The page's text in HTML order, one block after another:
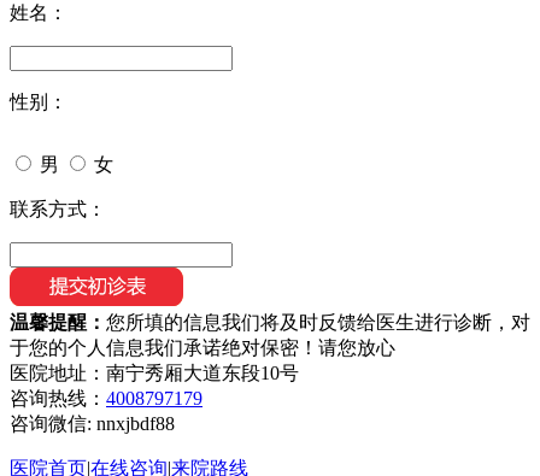
姓名：
性别：
男 女
联系方式：
温馨提醒： 您所填的信息我们将及时反馈给医生进行诊断，对
于您的个人信息我们承诺绝对保密！请您放心
医院地址：南宁秀厢大道东段10号
咨询热线： 4008797179
咨询微信: nnxjbdf88
医院首页|在线咨询|来院路线